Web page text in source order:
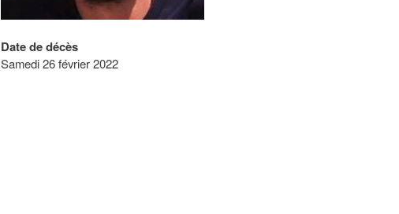
Date de décès
Samedi 26 février 2022